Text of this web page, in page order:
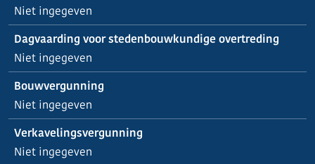
Niet ingegeven
Dagvaarding voor stedenbouwkundige overtreding
Niet ingegeven
Bouwvergunning
Niet ingegeven
Verkavelingsvergunning
Niet ingegeven